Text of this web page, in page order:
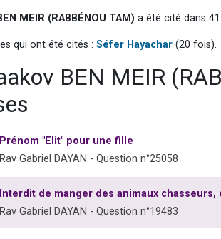
MEIR (RABBÉNOU TAM) a été cité dans
qui ont été cités : Séfer Hayachar (20 fois).
BEN MEIR
Prénom "Elit" pour une fille
Rav Gabriel DAYAN - Question n°25058
Interdit de manger des animaux chasseurs,
Rav Gabriel DAYAN - Question n°19483